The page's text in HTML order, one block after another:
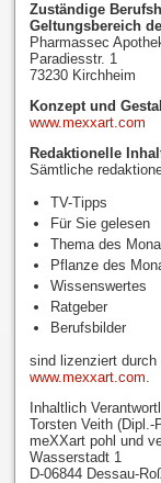
Zuständige
Geltungsbereich
Pharmassec
Paradiesstr. 1
73230 Kirchheim
Konzept und
www.mexxart.com
Redaktionelle
Sämtliche
TV-Tipps
Für Sie gelesen
Thema des
Pflanze des
Wissenswertes
Ratgeber
Berufsbilder
sind lizenziert durch
www.mexxart.com
Inhaltlich
Torsten Veith (Dipl.-
meXXart pohl und
Wasserstadt 1
D-06844 Dessau-